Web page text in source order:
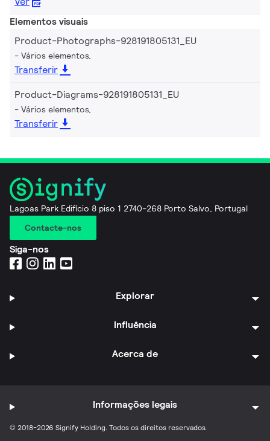
Elementos visuais
Product-Photographs-928191805131_EU
Vários elementos,
Transferir
Product-Diagrams-928191805131_EU
Vários elementos,
Transferir
Lagoas Park Edifício 8 piso 1 2740-268 Porto Salvo, Portugal
Contacte-nos
Siga-nos
Explorar
Influência
Acerca de
© 2018-2026 Signify Holding. Todos os direitos reservados.
Informações legais